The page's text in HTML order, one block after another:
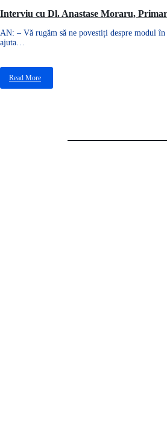
Interviu cu Dl. Anastase Moraru,
AN: – Vă rugăm să ne povestiți despre modul
ajuta…
Read More
despre